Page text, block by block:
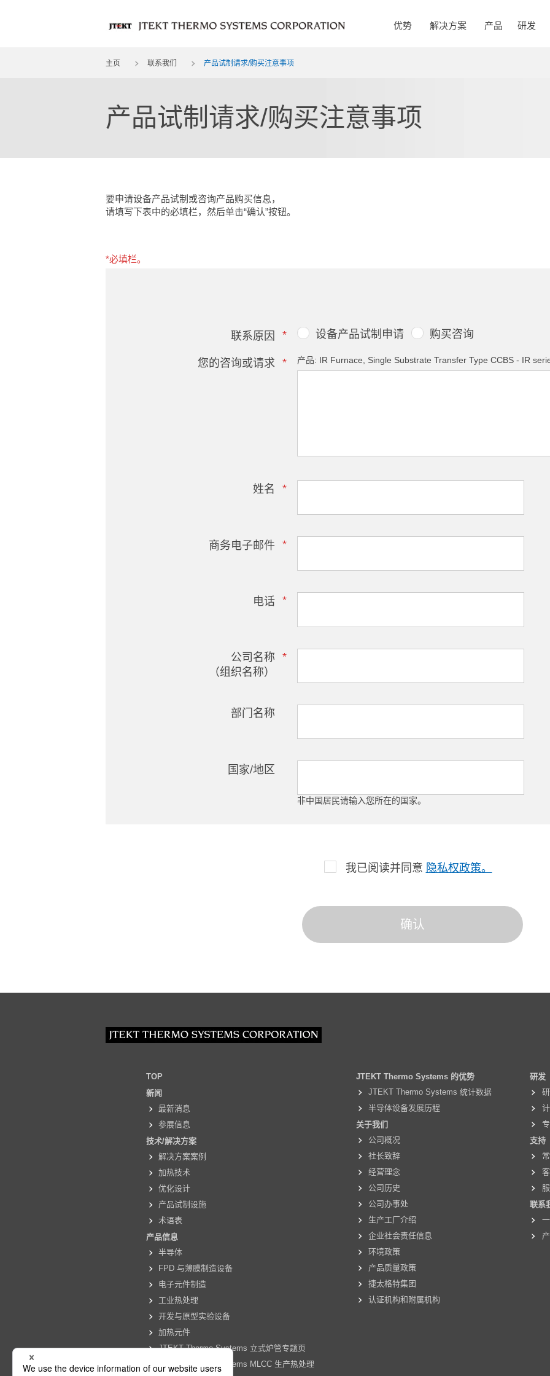
优势 解决方案 产品 研发
主页 联系我们 产品试制请求/购买注意事项
产品试制请求/购买注意事项
要申请设备产品试制或咨询产品购买信息，
请填写下表中的必填栏，然后单击“确认”按钮。
*必填栏。
联系原因 * 设备产品试制申请 购买咨询
您的咨询或请求 * 产品: IR Furnace, Single Substrate Transfer Type CCBS - IR
姓名 *
商务电子邮件 *
电话 *
公司名称
（组织名称）
*
部门名称
国家/地区
非中国居民请输入您所在的国家。
我已阅读并同意 隐私权政策。
TOP
新闻
最新消息
参展信息
技术/解决方案
解决方案案例
加热技术
优化设计
产品试制设施
术语表
产品信息
半导体
FPD 与薄膜制造设备
电子元件制造
工业热处理
开发与原型实验设备
加热元件
JTEKT Thermo Systems 立式炉管专题页
JTEKT Thermo Systems MLCC 生产热处理
JTEKT Thermo Systems 的优势
JTEKT Thermo Systems 统计数据
半导体设备发展历程
关于我们
公司概况
社长致辞
经营理念
公司历史
公司办事处
生产工厂介绍
企业社会责任信息
环境政策
产品质量政策
捷太格特集团
认证机构和附属机构
研发
支持
联系